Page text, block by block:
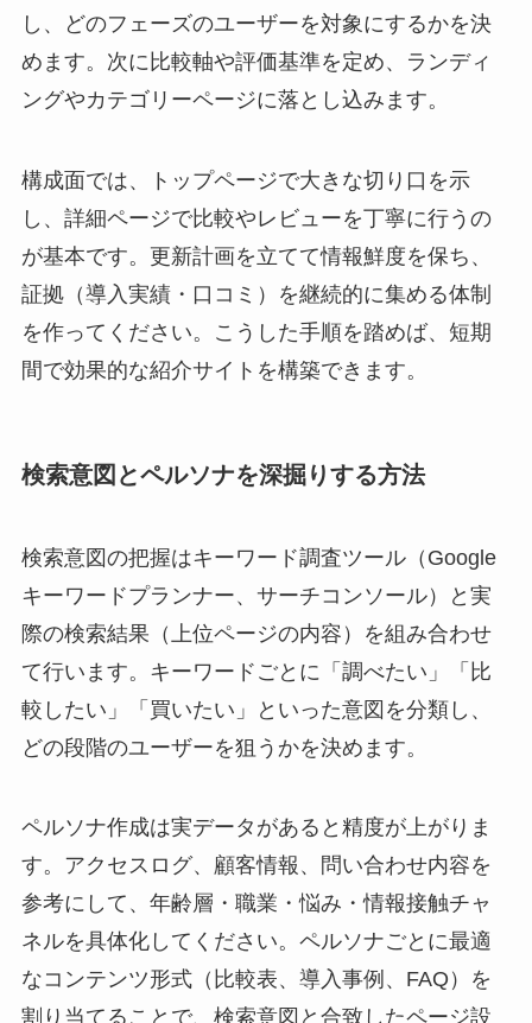
し、どのフェーズのユーザーを対象にするかを決
めます。次に比較軸や評価基準を定め、ランディ
ングやカテゴリーページに落とし込みます。
構成面では、トップページで大きな切り口を示
し、詳細ページで比較やレビューを丁寧に行うの
が基本です。更新計画を立てて情報鮮度を保ち、
証拠（導入実績・口コミ）を継続的に集める体制
を作ってください。こうした手順を踏めば、短期
間で効果的な紹介サイトを構築できます。
検索意図とペルソナを深掘りする方法
検索意図の把握はキーワード調査ツール（Google
キーワードプランナー、サーチコンソール）と実
際の検索結果（上位ページの内容）を組み合わせ
て行います。キーワードごとに「調べたい」「比
較したい」「買いたい」といった意図を分類し、
どの段階のユーザーを狙うかを決めます。
ペルソナ作成は実データがあると精度が上がりま
す。アクセスログ、顧客情報、問い合わせ内容を
参考にして、年齢層・職業・悩み・情報接触チャ
ネルを具体化してください。ペルソナごとに最適
なコンテンツ形式（比較表、導入事例、FAQ）を
割り当てることで、検索意図と合致したページ設